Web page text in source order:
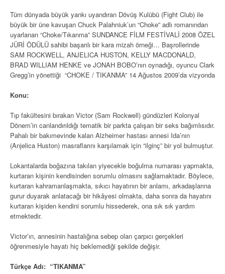
Tüm dünyada büyük yankı uyandıran Dövüş Kulübü (Fight Club) ile
büyük bir üne kavuşan Chuck Palahniuk’un “Choke” adlı romanından
uyarlanan “Choke/Tıkanma” SUNDANCE FİLM FESTİVALİ 2008 ÖZEL
JÜRİ ÖDÜLÜ sahibi başarılı bir kara mizah örneği… Başrollerinde
SAM ROCKWELL, ANJELICA HUSTON, KELLY MACDONALD,
BRAD WILLIAM HENKE ve JONAH BOBO’nın oynadığı, oyuncu Clark
Gregg’in yönettiği “CHOKE / TIKANMA” 14 Ağustos 2009’da vizyonda
Konu:
Tıp fakültesini bırakan Victor (Sam Rockwell) gündüzleri Kolonyal
Dönem’in canlandırıldığı tematik bir parkta çalışan bir seks bağımlısıdır.
Pahalı bir bakımevinde kalan Alzheimer hastası annesi Ida’nın
(Anjelica Huston) masraflarını karşılamak için “ilginç” bir yol bulmuştur.
Lokantalarda boğazına takılan yiyecekle boğulma numarası yapmakta,
kurtaran kişinin kendisinden sorumlu olmasını sağlamaktadır. Böylece,
kurtaran kahramanlaşmakta, sıkıcı hayatının bir anlamı, arkadaşlarına
gurur duyarak anlatacağı bir hikâyesi olmakta, daha sonra da hayatını
kurtaran kişiden kendini sorumlu hissederek, ona sık sık yardım
etmektedir.
Victor’ın, annesinin hastalığına sebep olan çarpıcı gerçekleri
öğrenmesiyle hayatı hiç beklemediği şekilde değişir.
Türkçe Adı: “TIKANMA”